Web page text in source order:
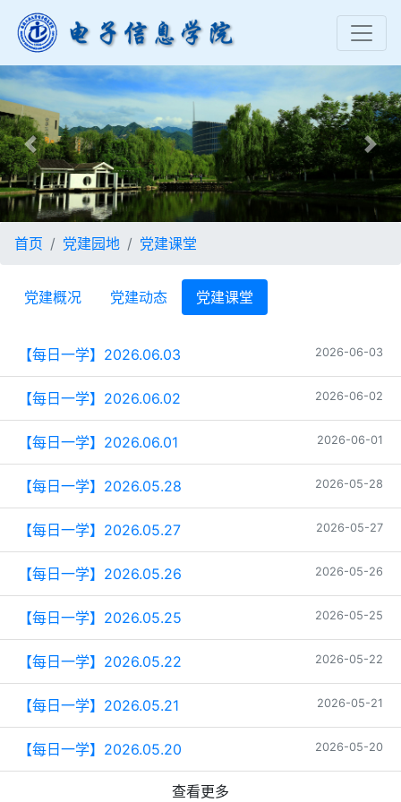
Previous Next
首页 党建园地 党建课堂
党建概况 党建动态 党建课堂
【每日一学】2026.06.03 2026-06-03
【每日一学】2026.06.02 2026-06-02
【每日一学】2026.06.01 2026-06-01
【每日一学】2026.05.28 2026-05-28
【每日一学】2026.05.27 2026-05-27
【每日一学】2026.05.26 2026-05-26
【每日一学】2026.05.25 2026-05-25
【每日一学】2026.05.22 2026-05-22
【每日一学】2026.05.21 2026-05-21
【每日一学】2026.05.20 2026-05-20
查看更多